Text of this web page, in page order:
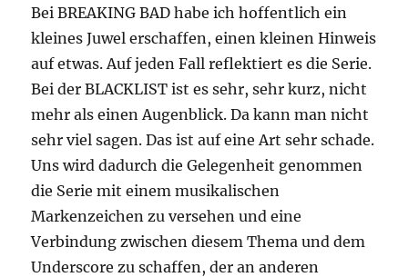
Bei BREAKING BAD habe ich hoffentlich ein
kleines Juwel erschaffen, einen kleinen Hinweis
auf etwas. Auf jeden Fall reflektiert es die Serie.
Bei der BLACKLIST ist es sehr, sehr kurz, nicht
mehr als einen Augenblick. Da kann man nicht
sehr viel sagen. Das ist auf eine Art sehr schade.
Uns wird dadurch die Gelegenheit genommen
die Serie mit einem musikalischen
Markenzeichen zu versehen und eine
Verbindung zwischen diesem Thema und dem
Underscore zu schaffen, der an anderen